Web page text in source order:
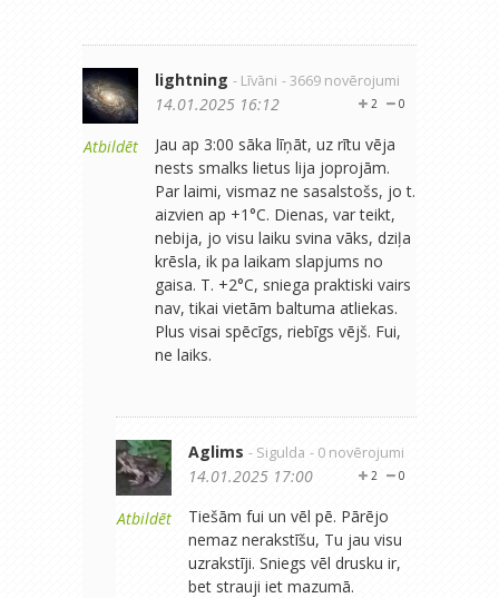
Atbildēt
lightning - Līvāni - 3669 novērojumi
0
2
14.01.2025 16:12
Jau ap 3:00 sāka līņāt, uz rītu vēja
nests smalks lietus lija joprojām.
Par laimi, vismaz ne sasalstošs, jo t.
aizvien ap +1°C. Dienas, var teikt,
nebija, jo visu laiku svina vāks, dziļa
krēsla, ik pa laikam slapjums no
gaisa. T. +2°C, sniega praktiski vairs
nav, tikai vietām baltuma atliekas.
Plus visai spēcīgs, riebīgs vējš. Fui,
ne laiks.
Atbildēt
Aglims - Sigulda - 0 novērojumi
0
2
14.01.2025 17:00
Tiešām fui un vēl pē. Pārējo
nemaz nerakstīšu, Tu jau visu
uzrakstīji. Sniegs vēl drusku ir,
bet strauji iet mazumā.